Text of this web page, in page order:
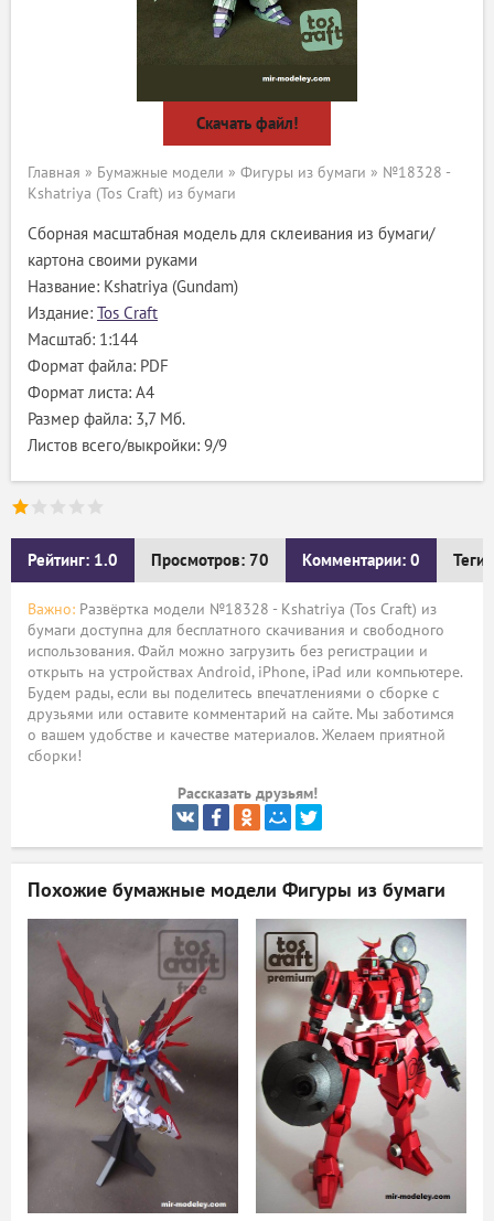
Скачать файл!
Главная » Бумажные модели » Фигуры из бумаги » №18328 -
Kshatriya (Tos Craft) из бумаги
Сборная масштабная модель для склеивания из бумаги/
картона своими руками
Название: Kshatriya (Gundam)
Издание: Tos Craft
Масштаб: 1:144
Формат файла: PDF
Формат листа: А4
Размер файла: 3,7 Мб.
Листов всего/выкройки: 9/9
Рейтинг: 1.0 Просмотров: 70 Комментарии: 0 Теги:
Важно: Развёртка модели №18328 - Kshatriya (Tos Craft) из
бумаги доступна для бесплатного скачивания и свободного
использования. Файл можно загрузить без регистрации и
открыть на устройствах Android, iPhone, iPad или компьютере.
Будем рады, если вы поделитесь впечатлениями о сборке с
друзьями или оставите комментарий на сайте. Мы заботимся
о вашем удобстве и качестве материалов. Желаем приятной
сборки!
Рассказать друзьям!
Похожие бумажные модели Фигуры из бумаги